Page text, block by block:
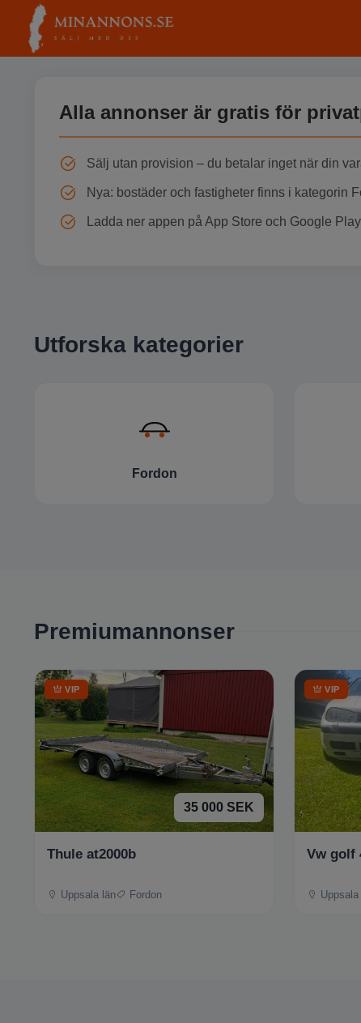
Alla annonser är gratis för
Sälj utan provision – du betalar inget när din
Nya: bostäder och fastigheter finns i kategorin
Ladda ner appen på App Store och Google
Utforska kategorier
Fordon
Premiumannonser
VIP
35 000 SEK
Thule at2000b
Uppsala län Fordon
VIP
Vw golf